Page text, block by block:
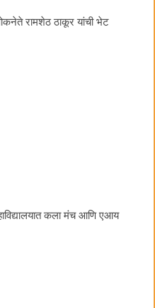
लोकनेते रामशेठ ठाकूर यांची भेट
कला मंच आणि एआय